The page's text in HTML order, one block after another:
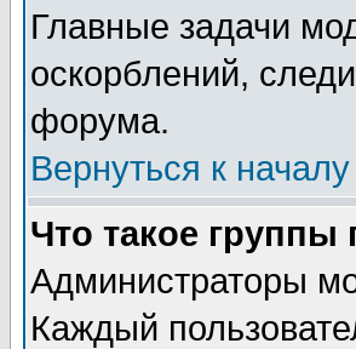
Главные задачи
оскорблений,
форума.
Вернуться к началу
Что такое группы
Администраторы
Каждый